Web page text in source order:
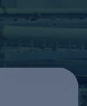
unterstreicht